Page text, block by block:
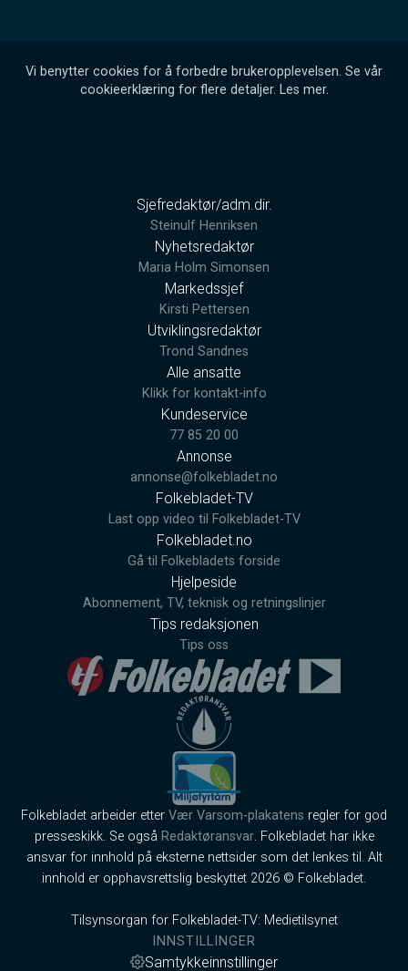
Vi benytter cookies for å forbedre brukeropplevelsen. Se vår
cookieerklæring for flere detaljer. Les mer.
Sjefredaktør/adm.dir.
Steinulf Henriksen
Nyhetsredaktør
Maria Holm Simonsen
Markedssjef
Kirsti Pettersen
Utviklingsredaktør
Trond Sandnes
Alle ansatte
Klikk for kontakt-info
Kundeservice
77 85 20 00
Annonse
annonse@folkebladet.no
Folkebladet-TV
Last opp video til Folkebladet-TV
Folkebladet.no
Gå til Folkebladets forside
Hjelpeside
Abonnement, TV, teknisk og retningslinjer
Tips redaksjonen
Tips oss
Folkebladet arbeider etter Vær Varsom-plakatens regler for god
presseskikk. Se også Redaktøransvar. Folkebladet har ikke
ansvar for innhold på eksterne nettsider som det lenkes til. Alt
innhold er opphavsrettslig beskyttet 2026 © Folkebladet.
Tilsynsorgan for Folkebladet-TV: Medietilsynet
INNSTILLINGER
Samtykkeinnstillinger